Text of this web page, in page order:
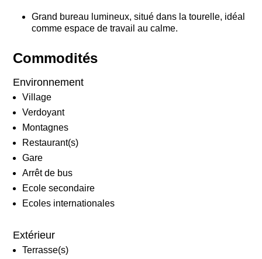
Grand bureau lumineux, situé dans la tourelle, idéal
comme espace de travail au calme.
Commodités
Environnement
Village
Verdoyant
Montagnes
Restaurant(s)
Gare
Arrêt de bus
Ecole secondaire
Ecoles internationales
Extérieur
Terrasse(s)